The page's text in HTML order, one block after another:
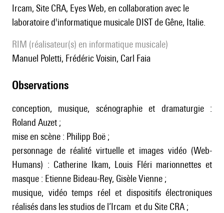
Ircam, Site CRA, Eyes Web, en collaboration avec le
laboratoire d'informatique musicale DIST de Gêne, Italie.
RIM (réalisateur(s) en informatique musicale)
Manuel Poletti, Frédéric Voisin, Carl Faia
observations
conception, musique, scénographie et dramaturgie :
Roland Auzet ;
mise en scène : Philipp Boë ;
personnage de réalité virtuelle et images vidéo (Web-
Humans) : Catherine Ikam, Louis Fléri marionnettes et
masque : Etienne Bideau-Rey, Gisèle Vienne ;
musique, vidéo temps réel et dispositifs électroniques
réalisés dans les studios de l’Ircam et du Site CRA ;